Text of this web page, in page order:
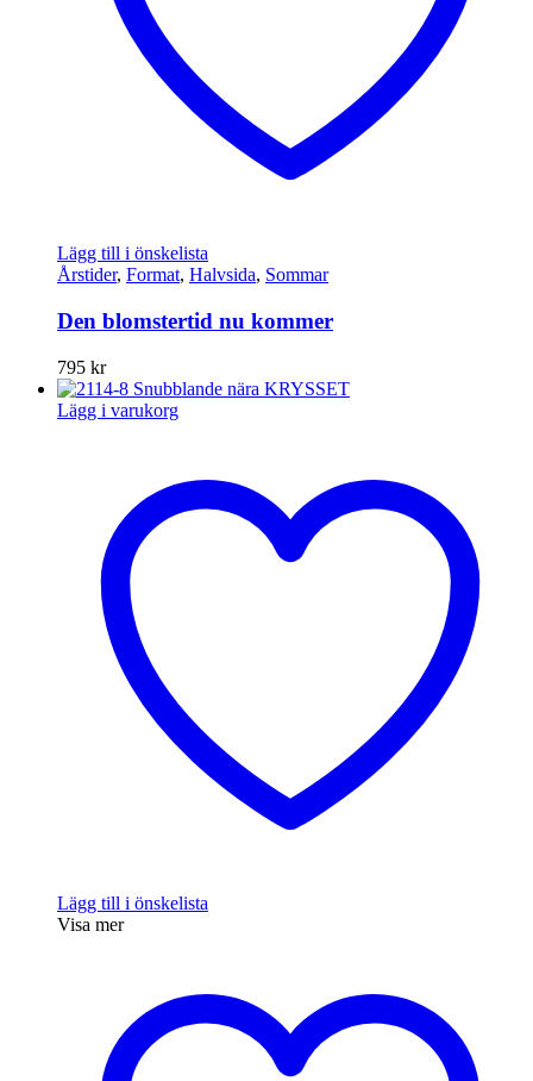
Lägg till i önskelista
Årstider, Format, Halvsida, Sommar
Den blomstertid nu kommer
795 kr
Lägg i varukorg
Lägg till i önskelista
Visa mer